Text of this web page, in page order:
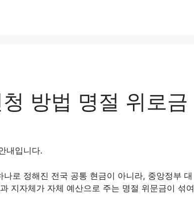
방법 명절 위로금
내입니다.
로 정해진 전국 공통 현금이 아니라, 중앙정부 대
지자체가 자체 예산으로 주는 명절 위문금이 섞여